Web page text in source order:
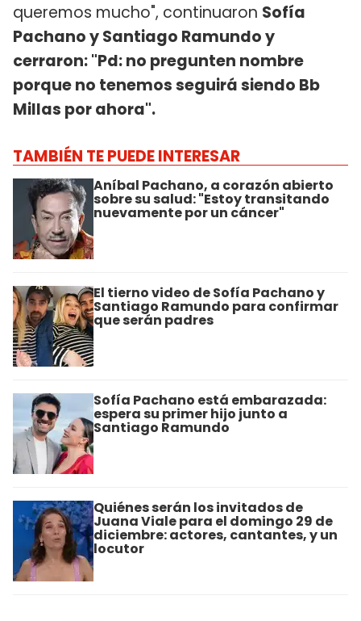
queremos mucho", continuaron Sofía
Pachano y Santiago Ramundo y
cerraron: "Pd: no pregunten nombre
porque no tenemos seguirá siendo Bb
Millas por ahora".
TAMBIÉN TE PUEDE INTERESAR
Aníbal Pachano, a corazón abierto
sobre su salud: "Estoy transitando
nuevamente por un cáncer"
El tierno video de Sofía Pachano y
Santiago Ramundo para confirmar
que serán padres
Sofía Pachano está embarazada:
espera su primer hijo junto a
Santiago Ramundo
Quiénes serán los invitados de
Juana Viale para el domingo 29 de
diciembre: actores, cantantes, y un
locutor